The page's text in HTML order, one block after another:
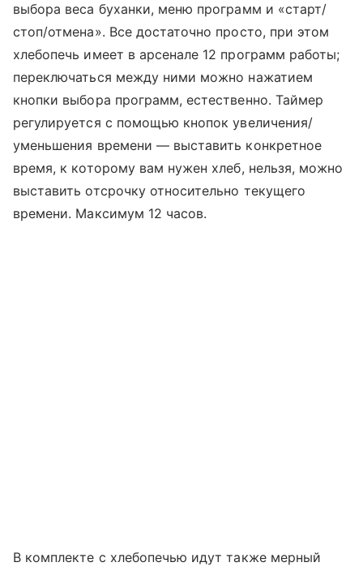
выбора веса буханки, меню программ и «старт/
стоп/отмена». Все достаточно просто, при этом
хлебопечь имеет в арсенале 12 программ работы;
переключаться между ними можно нажатием
кнопки выбора программ, естественно. Таймер
регулируется с помощью кнопок увеличения/
уменьшения времени — выставить конкретное
время, к которому вам нужен хлеб, нельзя, можно
выставить отсрочку относительно текущего
времени. Максимум 12 часов.
В комплекте с хлебопечью идут также мерный